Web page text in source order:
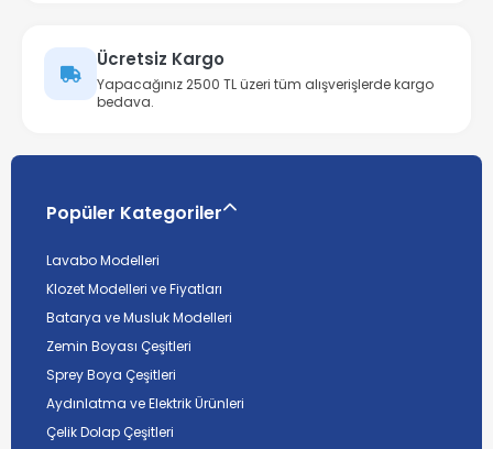
Ücretsiz Kargo
Yapacağınız 2500 TL üzeri tüm alışverişlerde kargo
bedava.
Popüler Kategoriler
Lavabo Modelleri
Klozet Modelleri ve Fiyatları
Batarya ve Musluk Modelleri
Zemin Boyası Çeşitleri
Sprey Boya Çeşitleri
Aydınlatma ve Elektrik Ürünleri
Çelik Dolap Çeşitleri